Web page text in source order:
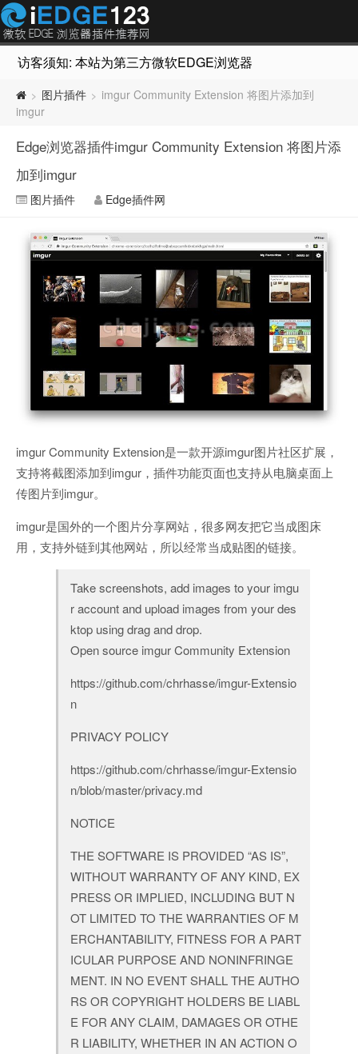
访客须知: 本站为第三方微软EDGE浏览器插件推荐网站，
> 图片插件 > imgur Community Extension 将图片添加到
imgur
Edge浏览器插件imgur Community Extension 将图片添
加到imgur
图片插件 Edge插件网
imgur Community Extension是一款开源imgur图片社区扩展，
支持将截图添加到imgur，插件功能页面也支持从电脑桌面上
传图片到imgur。
imgur是国外的一个图片分享网站，很多网友把它当成图床
用，支持外链到其他网站，所以经常当成贴图的链接。
Take screenshots, add images to your imgu
r account and upload images from your des
ktop using drag and drop.
Open source imgur Community Extension
https://github.com/chrhasse/imgur-Extensio
n
PRIVACY POLICY
https://github.com/chrhasse/imgur-Extensio
n/blob/master/privacy.md
NOTICE
THE SOFTWARE IS PROVIDED “AS IS”,
WITHOUT WARRANTY OF ANY KIND, EX
PRESS OR IMPLIED, INCLUDING BUT N
OT LIMITED TO THE WARRANTIES OF M
ERCHANTABILITY, FITNESS FOR A PART
ICULAR PURPOSE AND NONINFRINGE
MENT. IN NO EVENT SHALL THE AUTHO
RS OR COPYRIGHT HOLDERS BE LIABL
E FOR ANY CLAIM, DAMAGES OR OTHE
R LIABILITY, WHETHER IN AN ACTION O